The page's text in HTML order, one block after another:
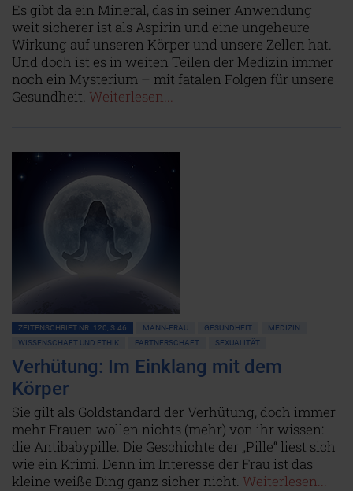
Es gibt da ein Mineral, das in seiner Anwendung
weit sicherer ist als Aspirin und eine ungeheure
Wirkung auf unseren Körper und unsere Zellen hat.
Und doch ist es in weiten Teilen der Medizin immer
noch ein Mysterium – mit fatalen Folgen für unsere
Gesundheit. Weiterlesen...
ZEITENSCHRIFT NR. 120, S.46 MANN-FRAU GESUNDHEIT
MEDIZIN
WISSENSCHAFT UND ETHIK
PARTNERSCHAFT SEXUALITÄT
Verhütung: Im Einklang mit dem
Körper
Sie gilt als Goldstandard der Verhütung, doch immer
mehr Frauen wollen nichts (mehr) von ihr wissen:
die Antibabypille. Die Geschichte der „Pille“ liest sich
wie ein Krimi. Denn im Interesse der Frau ist das
kleine weiße Ding ganz sicher nicht. Weiterlesen...